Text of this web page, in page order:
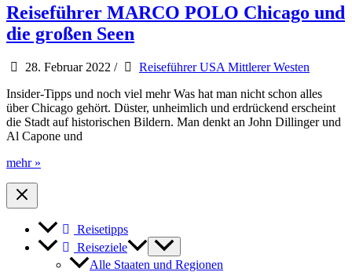
man
gesehen
haben
Reiseführer MARCO POLO Chicago und
die großen Seen
28. Februar 2022 /
Reiseführer USA Mittlerer Westen
Insider-Tipps und noch viel mehr Was hat man nicht schon alles
über Chicago gehört. Düster, unheimlich und erdrückend erscheint
die Stadt auf historischen Bildern. Man denkt an John Dillinger und
Al Capone und
Reiseführer
POLO
Chicago
großen
mehr »
Reisetipps
Reiseziele
Alle Staaten und Regionen